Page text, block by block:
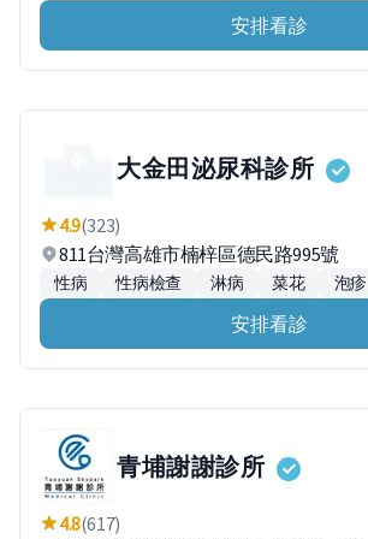
安排看診
大金田泌尿科診所
4.9(323)
811台灣高雄市楠梓區德民路995號
性病 性病檢查 淋病 菜花 泡疹
安排看診
青埔謝謝診所
4.8(617)